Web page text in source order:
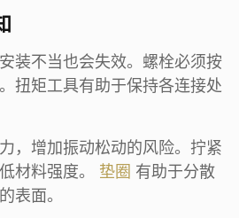
装不当也会失效。螺栓必须按
扭矩工具有助于保持各连接处
，增加振动松动的风险。拧紧
材料强度。 垫圈 有助于分散
表面。